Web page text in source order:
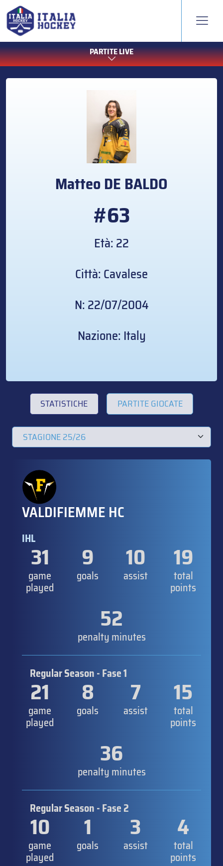
PARTITE LIVE
MatteoDE BALDO
#63
Età: 22
Città: Cavalese
N: 22/07/2004
Nazione: Italy
STATISTICHE PARTITE GIOCATE
VALDIFIEMME HC
IHL
31
game
played
9
goals
10
assist
19
total
points
52
penalty minutes
Regular Season - Fase 1
21
game
played
8
goals
7
assist
15
total
points
36
penalty minutes
Regular Season - Fase 2
10
game
played
1
goals
3
assist
4
total
points